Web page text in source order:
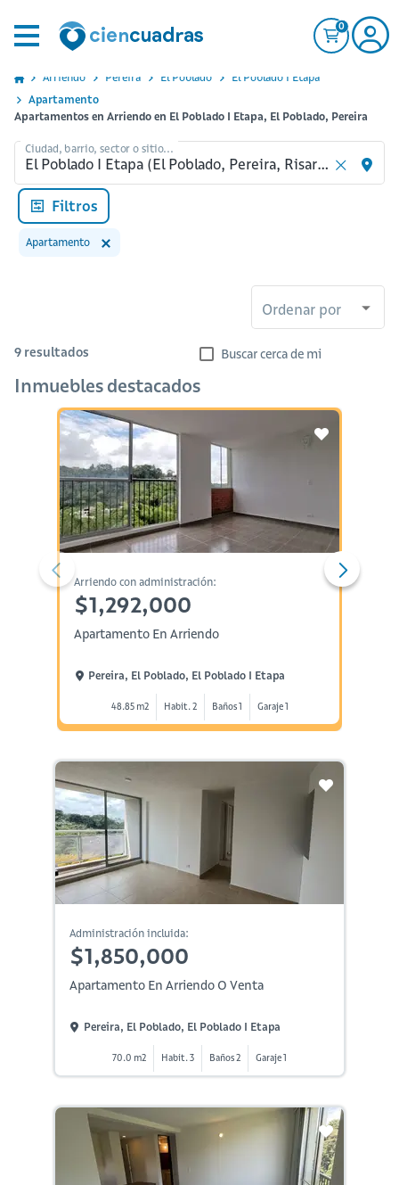
0
Arriendo Pereira El Poblado
El Poblado I Etapa
Apartamento
Apartamentos en Arriendo en El Poblado I Etapa, El Poblado, Pereira
Ciudad, barrio, sector o sitio...
Filtros
Apartamento
Ordenar por
9 resultados Buscar cerca de mi
Inmuebles destacados
Arriendo con administración:
$1,292,000
Apartamento En Arriendo
Pereira, El Poblado, El Poblado I Etapa
48.85 m2 Habit. 2 Baños 1 Garaje 1
Administración incluida:
$1,850,000
Apartamento En Arriendo O Venta
Pereira, El Poblado, El Poblado I Etapa
70.0 m2 Habit. 3 Baños 2 Garaje 1